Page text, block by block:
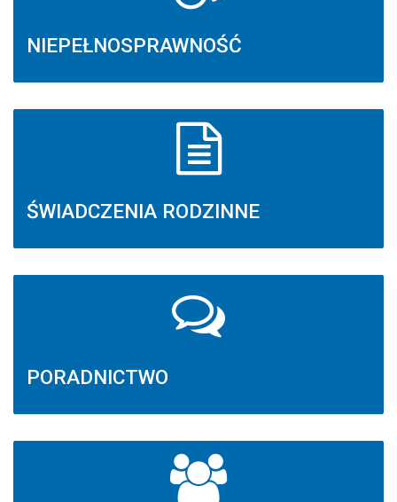
NIEPEŁNOSPRAWNOŚĆ
ŚWIADCZENIA RODZINNE
PORADNICTWO